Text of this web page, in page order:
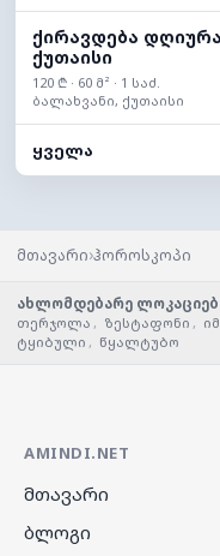
ქირავდება
ქუთაისი
120 ₾ · 60 მ² · 1 საძ.
ბალახვანი, ქუთაისი
ყველა
მთავარი›ჰოროსკოპი
ახლომდებარე
თერჯოლა , ზესტაფონი ,
ტყიბული , წყალტუბო
AMINDI.NET
მთავარი
ბლოგი